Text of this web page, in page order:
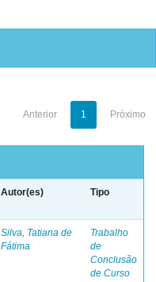
Anterior 1 Próximo
Autor(es) Tipo
Silva, Tatiana de
Fátima
Trabalho
de
Conclusão
de Curso